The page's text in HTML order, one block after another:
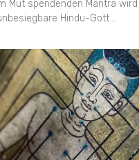
Mut spendenden Mantra
Hindu-Gott...